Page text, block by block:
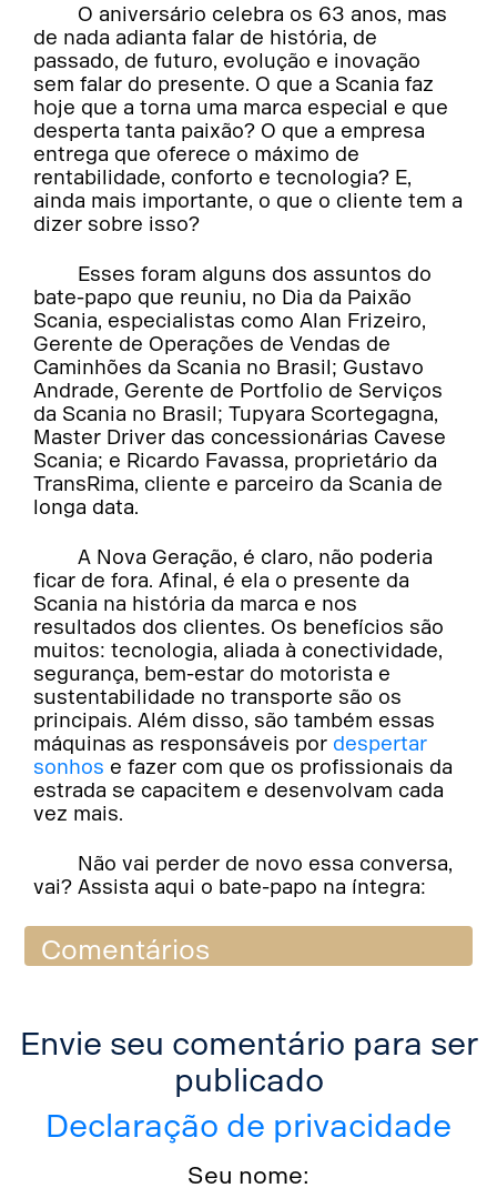
O aniversário celebra os 63 anos, mas
de nada adianta falar de história, de
passado, de futuro, evolução e inovação
sem falar do presente. O que a Scania faz
hoje que a torna uma marca especial e que
desperta tanta paixão? O que a empresa
entrega que oferece o máximo de
rentabilidade, conforto e tecnologia? E,
ainda mais importante, o que o cliente tem a
dizer sobre isso?
Esses foram alguns dos assuntos do
bate-papo que reuniu, no Dia da Paixão
Scania, especialistas como Alan Frizeiro,
Gerente de Operações de Vendas de
Caminhões da Scania no Brasil; Gustavo
Andrade, Gerente de Portfolio de Serviços
da Scania no Brasil; Tupyara Scortegagna,
Master Driver das concessionárias Cavese
Scania; e Ricardo Favassa, proprietário da
TransRima, cliente e parceiro da Scania de
longa data.
A Nova Geração, é claro, não poderia
ficar de fora. Afinal, é ela o presente da
Scania na história da marca e nos
resultados dos clientes. Os benefícios são
muitos: tecnologia, aliada à conectividade,
segurança, bem-estar do motorista e
sustentabilidade no transporte são os
principais. Além disso, são também essas
máquinas as responsáveis por despertar
sonhos e fazer com que os profissionais da
estrada se capacitem e desenvolvam cada
vez mais.
Não vai perder de novo essa conversa,
vai? Assista aqui o bate-papo na íntegra:
Comentários
Envie seu comentário para ser
publicado
Declaração de privacidade
Seu nome: